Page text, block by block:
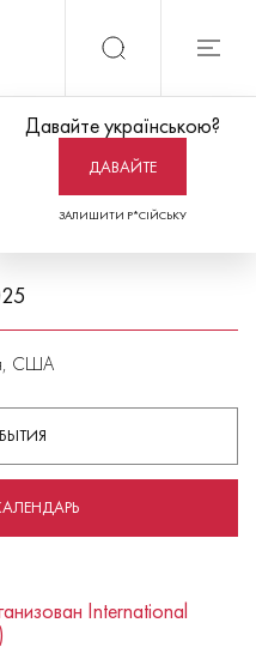
Давайте українською?
ДАВАЙТЕ
ЗАЛИШИТИ Р*СІЙСЬКУ
США
International